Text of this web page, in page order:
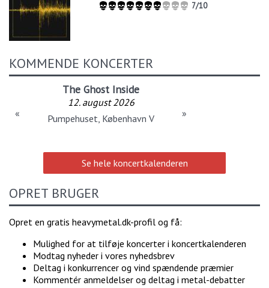
7/10
KOMMENDE KONCERTER
The Ghost Inside
12. august 2026
Pumpehuset, København V
« »
Se hele koncertkalenderen
OPRET BRUGER
Opret en gratis heavymetal.dk-profil og få:
Mulighed for at tilføje koncerter i koncertkalenderen
Modtag nyheder i vores nyhedsbrev
Deltag i konkurrencer og vind spændende præmier
Kommentér anmeldelser og deltag i metal-debatter